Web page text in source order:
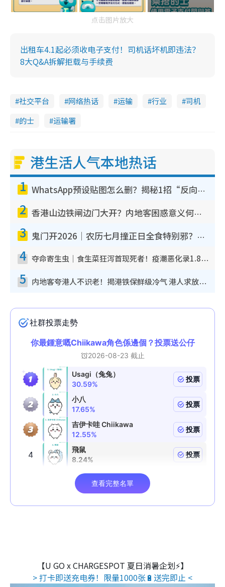
点击图片放大
出租车4.1起必须收电子支付！司机话坏机即违法？
8大Q&A拆解拒载与手续费
社交平台 网络热话 运输 行业
司机
的士
运输署
港生活人气本地热话
1 WhatsApp预设贴图怎么删？揭秘1招“反向操作”还原简洁界面 附3步实测教程
2 香港山边铁闸边门大开？内地客困惑意义何在！网友神回复：这种叫法理性防御
3 鬼门开2026｜农历七月撞正日全食特别邪？专家警告切忌做一事！揭4大禁忌+2招保平安
4 夺命寄生虫｜食生菜狂泻首现死者！疫潮恶化录1.8万宗病例 揭洗菜3大谬误
5 内地客夸港人不识老！揭港铁保鲜级冷气 港人求放过：别投诉
【U GO x CHARGESPOT 夏日消暑企划⚡】
> 打卡即送充电券！限量1000张🔋送完即止 <